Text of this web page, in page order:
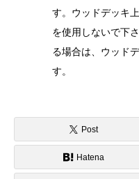
す。ウッドデッキ
を使用しないで下
る場合は、ウッド
す。
Post
Hatena